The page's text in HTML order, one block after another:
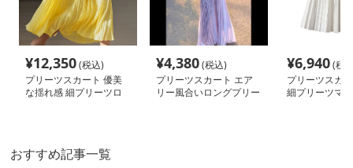
¥12,350(税込)
プリーツスカート 優美
な揺れ感 細プリーツロ
¥4,380(税込)
プリーツスカート エア
リー風合いロングプリー
¥6,940(税
プリーツスカ
細プリーツマ
おすすめ記事一覧